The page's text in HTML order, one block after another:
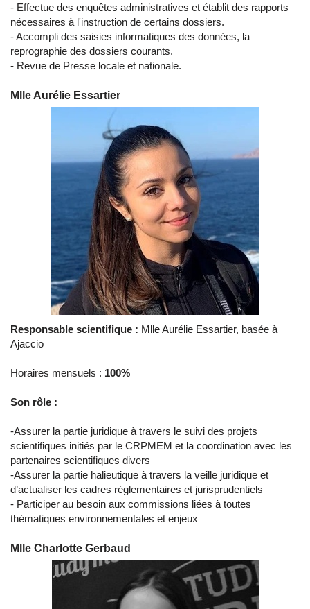
- Effectue des enquêtes administratives et établit des rapports
nécessaires à l'instruction de certains dossiers.
- Accompli des saisies informatiques des données, la
reprographie des dossiers courants.
- Revue de Presse locale et nationale.
Mlle Aurélie Essartier
Responsable scientifique : Mlle Aurélie Essartier, basée à
Ajaccio
Horaires mensuels : 100%
Son rôle :
-Assurer la partie juridique à travers le suivi des projets
scientifiques initiés par le CRPMEM et la coordination avec les
partenaires scientifiques divers
-Assurer la partie halieutique à travers la veille juridique et
d’actualiser les cadres réglementaires et jurisprudentiels
- Participer au besoin aux commissions liées à toutes
thématiques environnementales et enjeux
Mlle Charlotte Gerbaud